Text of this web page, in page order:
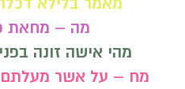
מה – מחאת
מהי אישה זונה
מח – על אשר מעלתם